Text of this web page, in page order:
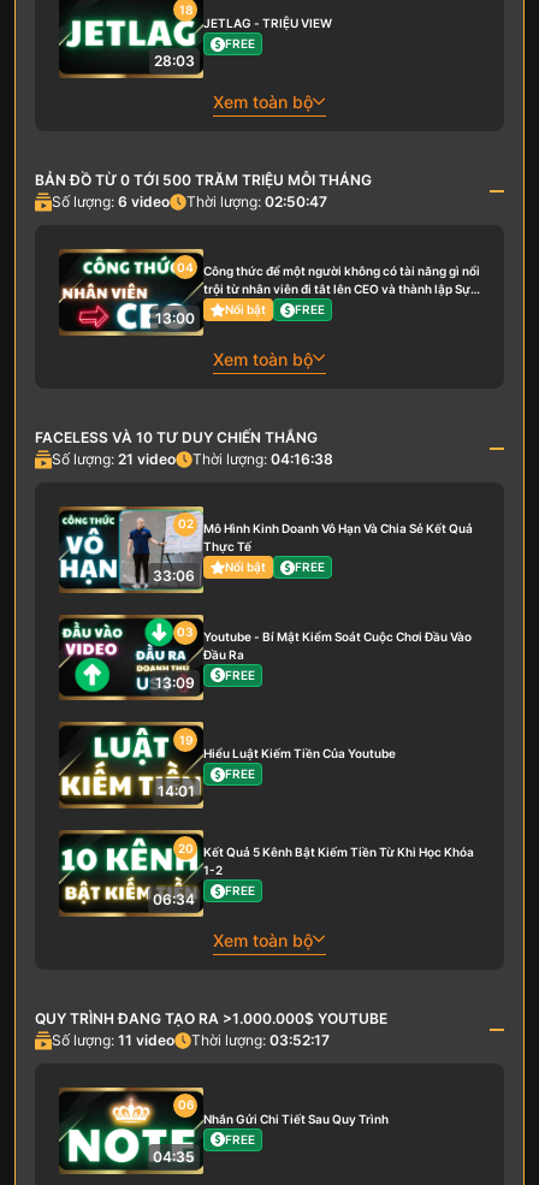
18
28:03
JETLAG - TRIỆU VIEW
FREE
Xem toàn bộ
BẢN ĐỒ TỪ 0 TỚI 500 TRĂM TRIỆU MỖI THÁNG
Số lượng: 6 video Thời lượng: 02:50:47
04
13:00
Công thức để một người không có tài năng gì nổi
trội từ nhân viên đi tắt lên CEO và thành lập Sự
Nghiệp riêng của mình
Nổi bật FREE
Xem toàn bộ
FACELESS VÀ 10 TƯ DUY CHIẾN THẮNG
Số lượng: 21 video Thời lượng: 04:16:38
02
33:06
Mô Hình Kinh Doanh Vô Hạn Và Chia Sẻ Kết Quả
Thực Tế
Nổi bật
FREE
03
13:09
Youtube - Bí Mật Kiểm Soát Cuộc Chơi Đầu Vào
Đầu Ra
FREE
19
14:01
Hiểu Luật Kiếm Tiền Của Youtube
FREE
20
06:34
Kết Quả 5 Kênh Bật Kiếm Tiền Từ Khi Học Khóa
1-2
FREE
Xem toàn bộ
QUY TRÌNH ĐANG TẠO RA >1.000.000$ YOUTUBE
Số lượng: 11 video Thời lượng: 03:52:17
06
04:35
Nhắn Gửi Chi Tiết Sau Quy Trình
FREE